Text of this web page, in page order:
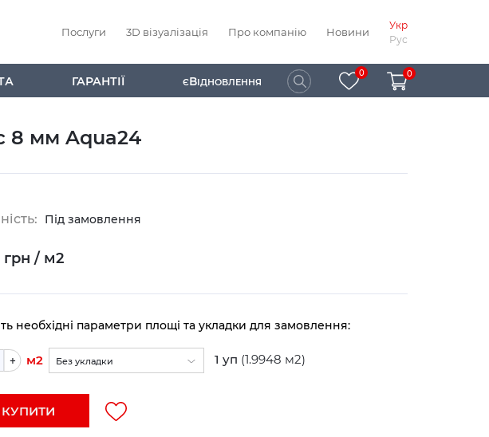
Послуги 3D візуалізація Про компанію Новини
Укр
Рус
ГАРАНТІЇ ЄВІДНОВЛЕННЯ
0 0
8 мм Aqua24
Під замовлення
грн / м2
необхідні параметри площі та укладки для замовлення:
+ м2 Без укладки
Укладка по діагоналі (+10%)
1 уп (1.9948 м2)
КУПИТИ